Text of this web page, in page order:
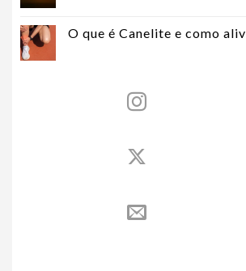
O que é Canelite e como